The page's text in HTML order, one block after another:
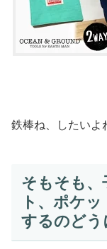
鉄棒ね、したいよ
そもそも
ト、ポケ
するのどう